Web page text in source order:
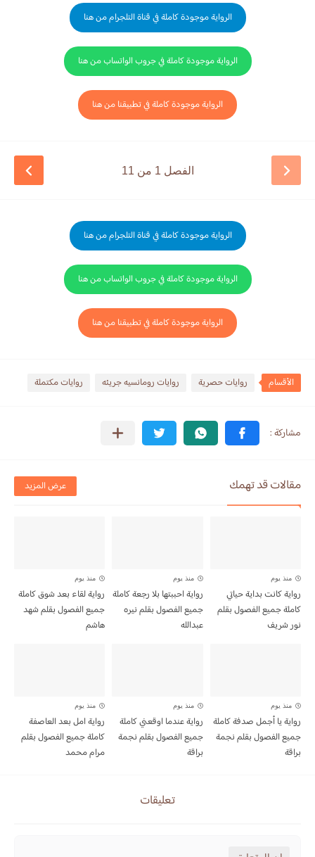
الرواية موجودة كاملة في قناة التلجرام من هنا
الرواية موجودة كاملة في جروب الواتساب من هنا
الرواية موجودة كاملة في تطبيقنا من هنا
الفصل 1 من 11
الرواية موجودة كاملة في قناة التلجرام من هنا
الرواية موجودة كاملة في جروب الواتساب من هنا
الرواية موجودة كاملة في تطبيقنا من هنا
الأقسام روايات حصرية روايات رومانسيه جريئه روايات مكتملة
مقالات قد تهمك عرض المزيد
منذ يوم
رواية كانت بداية حياتي
كاملة جميع الفصول بقلم
نور شريف
منذ يوم
رواية احببتها بلا رجعة كاملة
جميع الفصول بقلم نيره
عبدالله
منذ يوم
رواية لقاء بعد شوق كاملة
جميع الفصول بقلم شهد
هاشم
منذ يوم
رواية يا أجمل صدفة كاملة
جميع الفصول بقلم نجمة
براقة
منذ يوم
رواية عندما اوقعني كاملة
جميع الفصول بقلم نجمة
براقة
منذ يوم
رواية امل بعد العاصفة
كاملة جميع الفصول بقلم
مرام محمد
تعليقات